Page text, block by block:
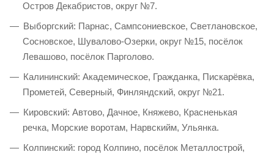
Остров Декабристов, округ №7.
Выборгский: Парнас, Сампсониевское, Светлановское,
Сосновское, Шувалово-Озерки, округ №15, посёлок
Левашово, посёлок Парголово.
Калининский: Академическое, Гражданка, Пискарёвка,
Прометей, Северный, Финляндский, округ №21.
Кировский: Автово, Дачное, Княжево, Красненькая
речка, Морские воротам, Нарвскийм, Ульянка.
Колпинский: город Колпино, посёлок Металлострой,